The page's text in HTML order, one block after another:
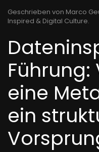
Geschrieben von Marco
Inspired & Digital Culture.
Führung:
eine
ein